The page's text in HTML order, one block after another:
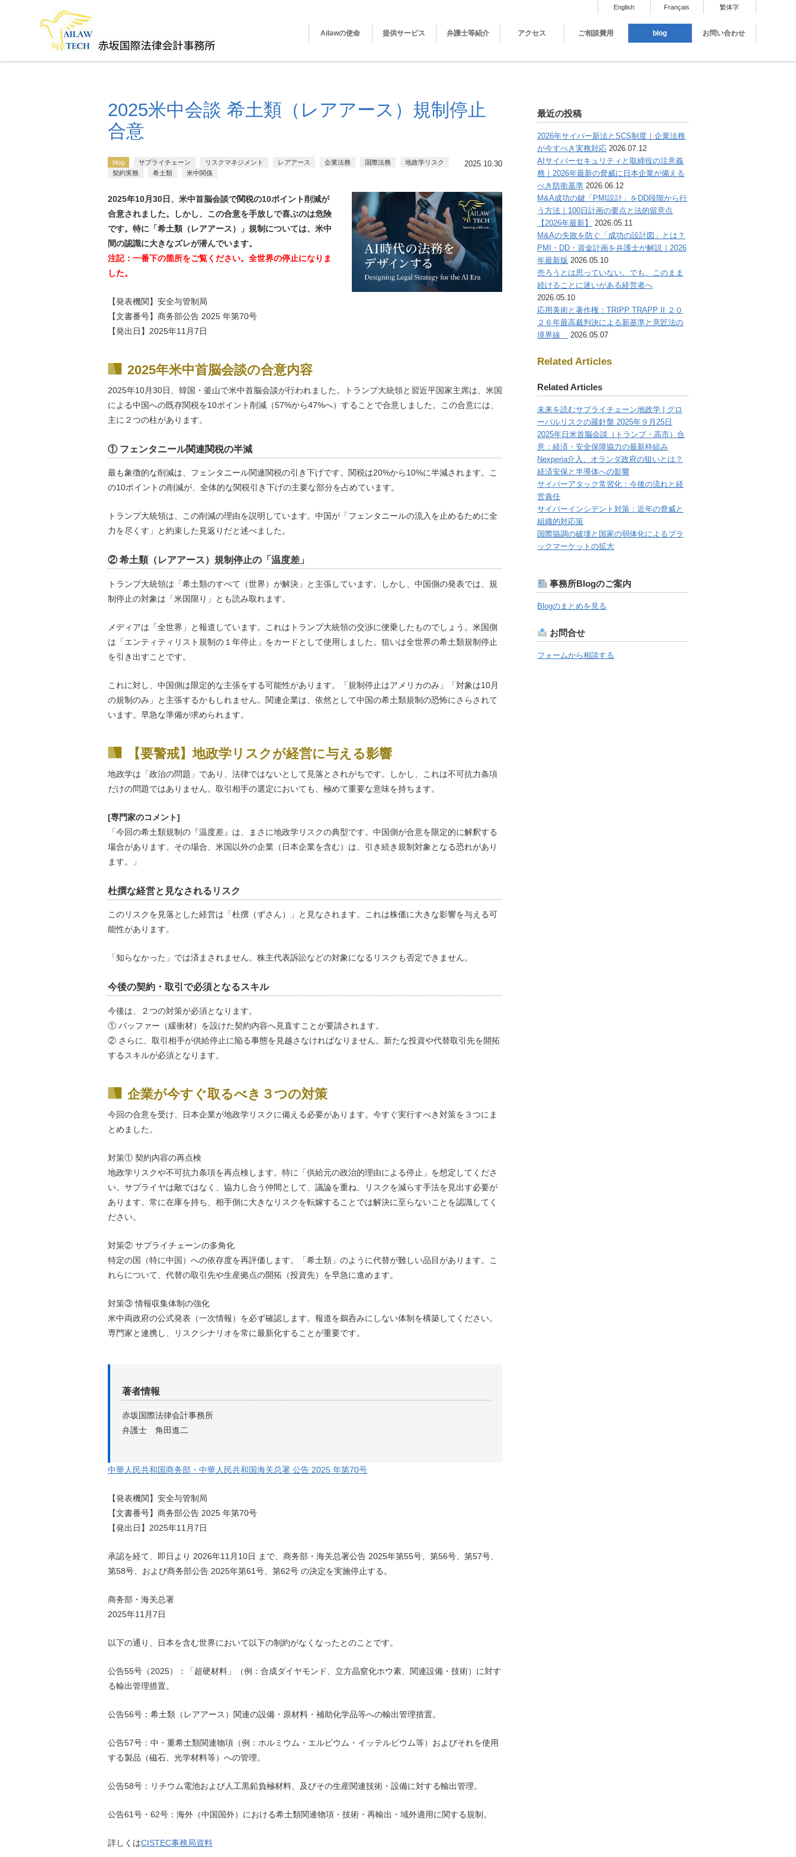
English Français 繫体字
Ailawの使命 提供サービス 弁護士等紹介 アクセス ご相談費用 blog お問い合わせ
2025米中会談 希土類（レアアース）規制停止
合意
2025.10.30
blog サプライチェーン リスクマネジメント レアアース 企業法務 国際法務
地政学リスク
契約実務
希土類 米中関係
2025年10月30日、米中首脳会談で関税の10ポイント削減が
合意されました。しかし、この合意を手放しで喜ぶのは危険
です。特に「希土類（レアアース）」規制については、米中
間の認識に大きなズレが潜んでいます。
注記：一番下の箇所をご覧ください。全世界の停止になりま
した。
【発表機関】安全与管制局
【文書番号】商务部公告 2025 年第70号
【発出日】2025年11月7日
2025年米中首脳会談の合意内容
2025年10月30日、韓国・釜山で米中首脳会談が行われました。トランプ大統領と習近平国家主席は、米国
による中国への既存関税を10ポイント削減（57%から47%へ）することで合意しました。この合意には、
主に２つの柱があります。
① フェンタニール関連関税の半減
最も象徴的な削減は、フェンタニール関連関税の引き下げです。関税は20%から10%に半減されます。こ
の10ポイントの削減が、全体的な関税引き下げの主要な部分を占めています。
トランプ大統領は、この削減の理由を説明しています。中国が「フェンタニールの流入を止めるために全
力を尽くす」と約束した見返りだと述べました。
② 希土類（レアアース）規制停止の「温度差」
トランプ大統領は「希土類のすべて（世界）が解決」と主張しています。しかし、中国側の発表では、規
制停止の対象は「米国限り」とも読み取れます。
メディアは「全世界」と報道しています。これはトランプ大統領の交渉に便乗したものでしょう。米国側
は「エンティティリスト規制の１年停止」をカードとして使用しました。狙いは全世界の希土類規制停止
を引き出すことです。
これに対し、中国側は限定的な主張をする可能性があります。「規制停止はアメリカのみ」「対象は10月
の規制のみ」と主張するかもしれません。関連企業は、依然として中国の希土類規制の恐怖にさらされて
います。早急な準備が求められます。
【要警戒】地政学リスクが経営に与える影響
地政学は「政治の問題」であり、法律ではないとして見落とされがちです。しかし、これは不可抗力条項
だけの問題ではありません。取引相手の選定においても、極めて重要な意味を持ちます。
[専門家のコメント]
「今回の希土類規制の『温度差』は、まさに地政学リスクの典型です。中国側が合意を限定的に解釈する
場合があります。その場合、米国以外の企業（日本企業を含む）は、引き続き規制対象となる恐れがあり
ます。」
杜撰な経営と見なされるリスク
このリスクを見落とした経営は「杜撰（ずさん）」と見なされます。これは株価に大きな影響を与える可
能性があります。
「知らなかった」では済まされません。株主代表訴訟などの対象になるリスクも否定できません。
今後の契約・取引で必須となるスキル
今後は、２つの対策が必須となります。
① バッファー（緩衝材）を設けた契約内容へ見直すことが要請されます。
② さらに、取引相手が供給停止に陥る事態を見越さなければなりません。新たな投資や代替取引先を開拓
するスキルが必須となります。
企業が今すぐ取るべき３つの対策
今回の合意を受け、日本企業が地政学リスクに備える必要があります。今すぐ実行すべき対策を３つにま
とめました。
対策① 契約内容の再点検
地政学リスクや不可抗力条項を再点検します。特に「供給元の政治的理由による停止」を想定してくださ
い。サプライヤは敵ではなく、協力し合う仲間として、議論を重ね、リスクを減らす手法を見出す必要が
あります。常に在庫を持ち、相手側に大きなリスクを転嫁することでは解決に至らないことを認識してく
ださい。
対策② サプライチェーンの多角化
特定の国（特に中国）への依存度を再評価します。「希土類」のように代替が難しい品目があります。こ
れらについて、代替の取引先や生産拠点の開拓（投資先）を早急に進めます。
対策③ 情報収集体制の強化
米中両政府の公式発表（一次情報）を必ず確認します。報道を鵜呑みにしない体制を構築してください。
専門家と連携し、リスクシナリオを常に最新化することが重要です。
著者情報
赤坂国際法律会計事務所
弁護士 角田進二
中華人民共和国商务部・中華人民共和国海关总署 公告 2025 年第70号
【発表機関】安全与管制局
【文書番号】商务部公告 2025 年第70号
【発出日】2025年11月7日
承認を経て、即日より 2026年11月10日 まで、商务部・海关总署公告 2025年第55号、第56号、第57号、
第58号、および商务部公告 2025年第61号、第62号 の決定を実施停止する。
商务部・海关总署
2025年11月7日
以下の通り、日本を含む世界において以下の制約がなくなったとのことです。
公告55号（2025）：「超硬材料」（例：合成ダイヤモンド、立方晶窒化ホウ素、関連設備・技術）に対す
る輸出管理措置。
公告56号：希土類（レアアース）関連の設備・原材料・補助化学品等への輸出管理措置。
公告57号：中・重希土類関連物項（例：ホルミウム・エルビウム・イッテルビウム等）およびそれを使用
する製品（磁石、光学材料等）への管理。
公告58号：リチウム電池および人工黒鉛負極材料、及びその生産関連技術・設備に対する輸出管理。
公告61号・62号：海外（中国国外）における希土類関連物項・技術・再輸出・域外適用に関する規制。
詳しくはCISTEC事務局資料
最近の投稿
2026年サイバー新法とSCS制度｜企業法務
が今すべき実務対応 2026.07.12
AIサイバーセキュリティと取締役の注意義
務｜2026年最新の脅威に日本企業が備える
べき防衛基準 2026.06.12
M&A成功の鍵「PMI設計」をDD段階から行
う方法｜100日計画の要点と法的留意点
【2026年最新】
2026.05.11
M&Aの失敗を防ぐ「成功の設計図」とは？
PMI・DD・資金計画を弁護士が解説｜2026
年最新版 2026.05.10
売ろうとは思っていない。でも、このまま
続けることに迷いがある経営者へ
2026.05.10
応用美術と著作権：TRIPP TRAPP II ２０
２６年最高裁判決による新基準と意匠法の
境界線
2026.05.07
Related Articles
Related Articles
未来を読むサプライチェーン地政学 | グロ
ーバルリスクの羅針盤 2025年９月25日
2025年日米首脳会談（トランプ・高市）合
意：経済・安全保障協力の最新枠組み
Nexperia介入、オランダ政府の狙いとは？
経済安保と半導体への影響
サイバーアタック常習化：今後の流れと経
営責任
サイバーインシデント対策：近年の脅威と
組織的対応策
国際協調の破壊と国家の弱体化によるブラ
ックマーケットの拡大
事務所Blogのご案内
Blogのまとめを見る
お問合せ
フォームから相談する